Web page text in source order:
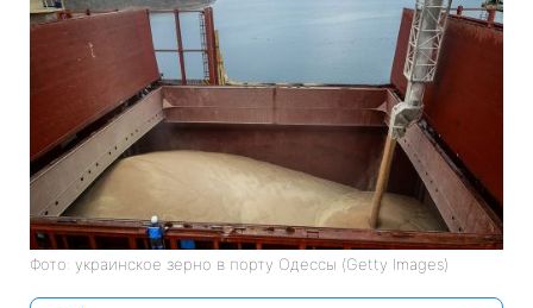
Фото: украинское зерно в порту Одессы (Getty Images)